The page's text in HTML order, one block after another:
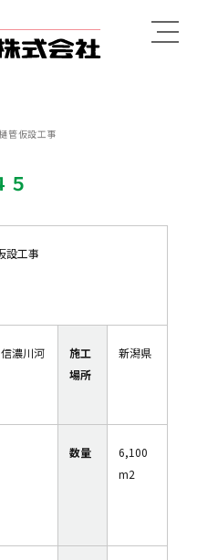
MENU
管仮設工事
５
設工事
濃川河
施工
場所
新潟県
数量
6,100
m2